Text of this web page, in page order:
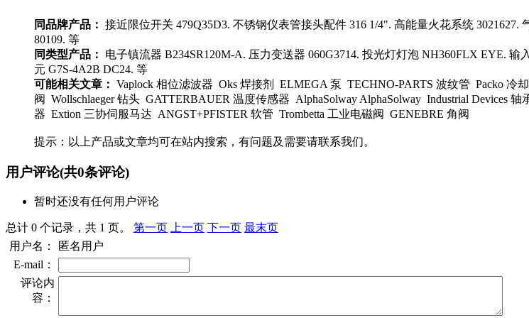
同品牌产品： 接近限位开关 479Q35D3. 不锈钢仪表管接头配件 316 1/4". 高能量火花系统
80109. 等
同类型产品：
电子镇流器 B234SR120M-A. 压力变送器 060G3714. 投光灯灯泡 NH360FLX EYE.
元 G7S-4A2B DC24. 等
可能相关文章： Vaplock 相位滤波器 Oks 焊接剂 ELMEGA 泵 TECHNO-PARTS 波纹管 Packo 冷
阀 Wollschlaeger 钻头 GATTERBAUER 温度传感器 AlphaSolway AlphaSolway Industrial Devices
器 Extion 三协伺服马达 ANGST+PFISTER 软管 Trombetta 工业电磁阀 GENEBRE 角阀
提示：以上产品或文章均可在站内搜索，有问题及需要请联系我们。
用户评论(共0条评论)
暂时还没有任何用户评论
总计 0 个记录，共 1 页。 第一页 上一页 下一页 最末页
用户名：
匿名用户
E-mail：
评论内
容：